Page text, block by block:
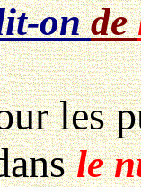
onde
le